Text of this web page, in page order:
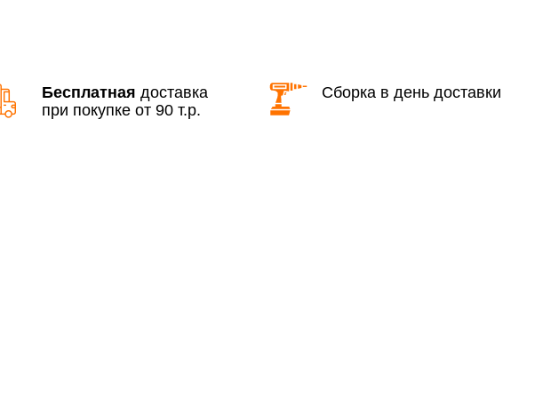
Бесплатная доставка
при покупке от 90 т.р.
Сборка в день доставки